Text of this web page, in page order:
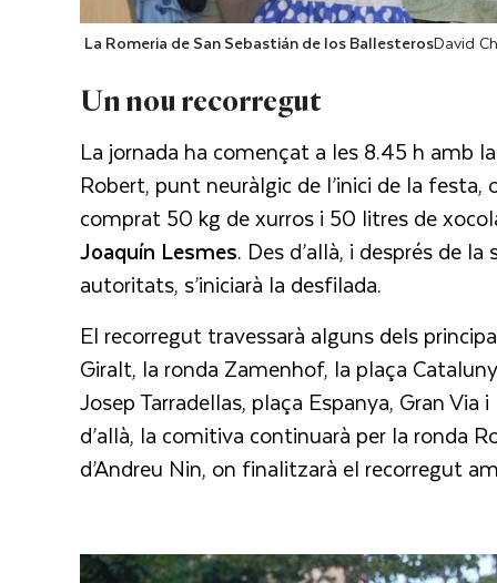
La Romeria de San Sebastián de los BallesterosDavid
Un nou recorregut
La jornada ha començat a les 8.45 h amb
Robert, punt neuràlgic de l’inici de la
comprat 50 kg de xurros i 50 litres de
Joaquín Lesmes. Des d’allà, i després de
autoritats, s’iniciarà la desfilada.
El recorregut travessarà alguns dels
Giralt, la ronda Zamenhof, la plaça
Josep Tarradellas, plaça Espanya, Gran Via
d’allà, la comitiva continuarà per la ronda
d’Andreu Nin, on finalitzarà el recorregut